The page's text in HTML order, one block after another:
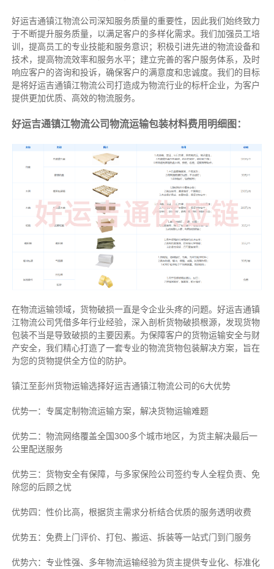
好运吉通镇江物流公司深知服务质量的重要性，因此我们始终致力
于不断提升服务质量，以满足客户的多样化需求。我们加强员工培
训，提高员工的专业技能和服务意识；积极引进先进的物流设备和
技术，提高物流效率和服务水平；建立完善的客户服务体系，及时
响应客户的咨询和投诉，确保客户的满意度和忠诚度。我们的目标
是将好运吉通镇江物流公司打造成为物流行业的标杆企业，为客户
提供更加优质、高效的物流服务。
好运吉通镇江物流公司物流运输包装材料费用明细图：
在物流运输领域，货物破损一直是令企业头疼的问题。好运吉通镇
江物流公司凭借多年行业经验，深入剖析货物破损根源，发现货物
包装不当是导致破损的主要因素。为保障客户的货物运输安全与财
产安全，我们精心打造了一套专业的物流货物包装解决方案，旨在
为您的货物提供全方位的防护。
镇江至彭州货物运输选择好运吉通镇江物流公司的6大优势
优势一：专属定制物流运输方案，解决货物运输难题
优势二：物流网络覆盖全国300多个城市地区，为货主解决最后一
公里配送服务
优势三：货物安全有保障，与多家保险公司签约专人全程负责、免
除您的后顾之忧
优势四：性价比高，根据货主需求分析结合优质的服务透明收费
优势五：免费上门评价、打包、搬运、拆装等一站式门到门服务
优势六：专业性强、多年物流运输经验为货主提供专业化、标准化